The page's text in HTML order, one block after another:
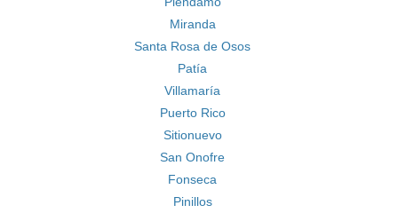
Miranda
Santa Rosa de Osos
Patía
Villamaría
Puerto Rico
Sitionuevo
San Onofre
Fonseca
Pinillos